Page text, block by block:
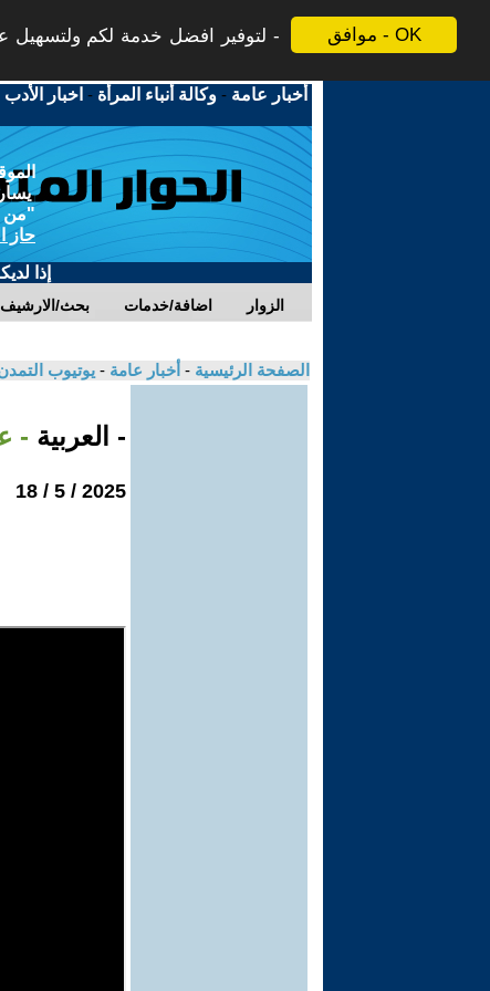
موافق - OK
لتوفير افضل خدمة لكم ولتسهيل
أخبار عامة -وكالة أنباء المرأة - اخبار
"من
حاز
إذا
بحث/الارشيف اضافة/خدمات الزوار
الصفحة الرئيسية - أخبار عامة - يوتيوب
- العربية -
2025 / 5 / 18